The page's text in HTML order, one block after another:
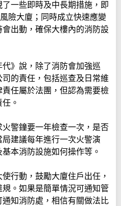
一些即時及中長期措施，即
險大廈；同時成立快速應變
出動，確保大樓內的消防設
》說，除了消防會加強巡
的責任，包括巡查及日常維
任屬於法團，但認為需要檢
。
警鐘要一年檢查一次，是否
建議每年進行一次火警演
本消防設施如何操作等。
行動，鼓勵大廈住戶出任，
。如果是簡單情況可通知管
知消防處，相信有關做法比